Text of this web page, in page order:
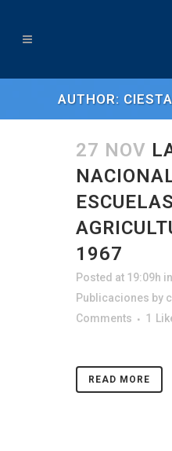
AUTHOR:
27 NOV
1967
Posted at 19:09h in
Publicaciones by
Comments
1
READ MORE